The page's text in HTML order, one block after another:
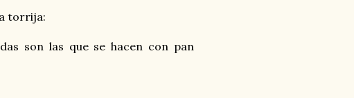
torrija:
son las que se hacen con pan